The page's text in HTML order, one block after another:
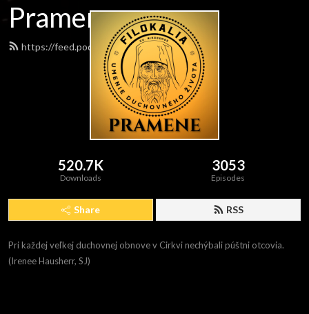
Pramene
https://feed.podbean.com/pramene/feed.xml
520.7K
Downloads
3053
Episodes
Share RSS
Pri každej veľkej duchovnej obnove v Cirkvi nechýbali púštni otcovia.
(Irenee Hausherr, SJ)